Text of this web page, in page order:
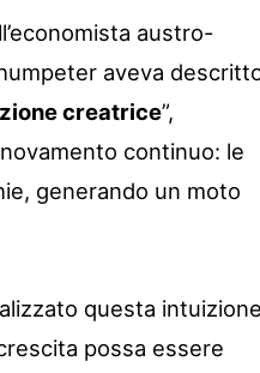
austro-
aveva
creatrice”,
continuo: le
generando un moto
questa
possa essere